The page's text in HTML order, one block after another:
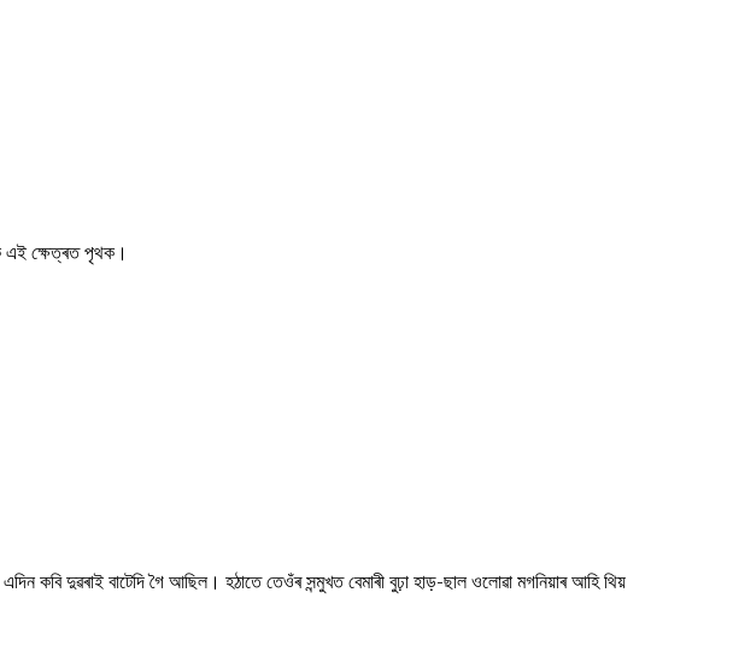
এই ক্ষেত্ৰত পৃথক।
কবি দুৱৰাই বাটেদি গৈ আছিল। হঠাতে তেওঁৰ সন্মুখত বেমাৰী বুঢ়া হাড়-ছাল ওলোৱা মগনিয়াৰ আহি থিয়